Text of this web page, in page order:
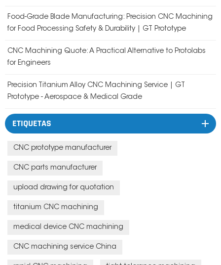
Food-Grade Blade Manufacturing: Precision CNC Machining
for Food Processing Safety & Durability | GT Prototype
CNC Machining Quote: A Practical Alternative to Protolabs
for Engineers
Precision Titanium Alloy CNC Machining Service | GT
Prototype - Aerospace & Medical Grade
ETIQUETAS
CNC prototype manufacturer
CNC parts manufacturer
upload drawing for quotation
titanium CNC machining
medical device CNC machining
CNC machining service China